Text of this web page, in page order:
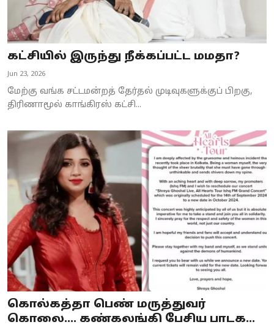
National
World
Spirituality
கட்சியில் இருந்து நீக்கப்பட்ட மமதா?
Jun 23, 2026
மேற்கு வங்க சட்டமன்றத் தேர்தல் முடிவுகளுக்குப் பிறகு,
திரிணாமூல் காங்கிரஸ் கட்சி...
கொல்கத்தா பெண் மருத்துவர்
கொலை.... கண்கலங்கி பேசிய பாடக...